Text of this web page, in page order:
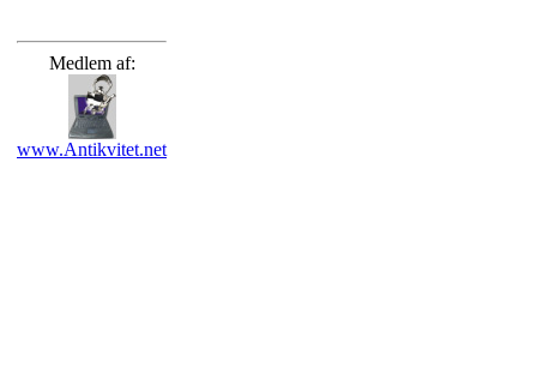
Medlem af:
www.Antikvitet.net